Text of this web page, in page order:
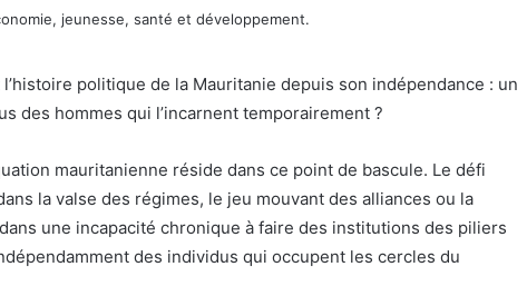
politique de la Mauritanie depuis son indépendance : un
des hommes qui l’incarnent temporairement ?
mauritanienne réside dans ce point de bascule. Le défi
la valse des régimes, le jeu mouvant des alliances ou la
une incapacité chronique à faire des institutions des piliers
des individus qui occupent les cercles du